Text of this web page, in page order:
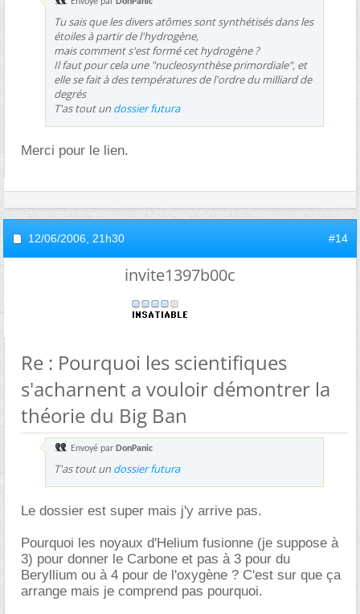
Tu sais que les divers atômes sont synthétisés dans les
étoiles à partir de l'hydrogène,
mais comment s'est formé cet hydrogène ?
Il faut pour cela une "nucleosynthèse primordiale", et
elle se fait à des températures de l'ordre du milliard de
degrés
T'as tout un dossier futura
Merci pour le lien.
12/06/2006, 21h30 #14
invite1397b00c
Re : Pourquoi les scientifiques
s'acharnent a vouloir démontrer la
théorie du Big Ban
Envoyé par DonPanic
T'as tout un dossier futura
Le dossier est super mais j'y arrive pas.
Pourquoi les noyaux d'Helium fusionne (je suppose à
3) pour donner le Carbone et pas à 3 pour du
Beryllium ou à 4 pour de l'oxygène ? C'est sur que ça
arrange mais je comprend pas pourquoi.